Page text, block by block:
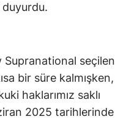
Supranational seçilen
bir süre kalmışken,
haklarımız saklı
2025 tarihlerinde